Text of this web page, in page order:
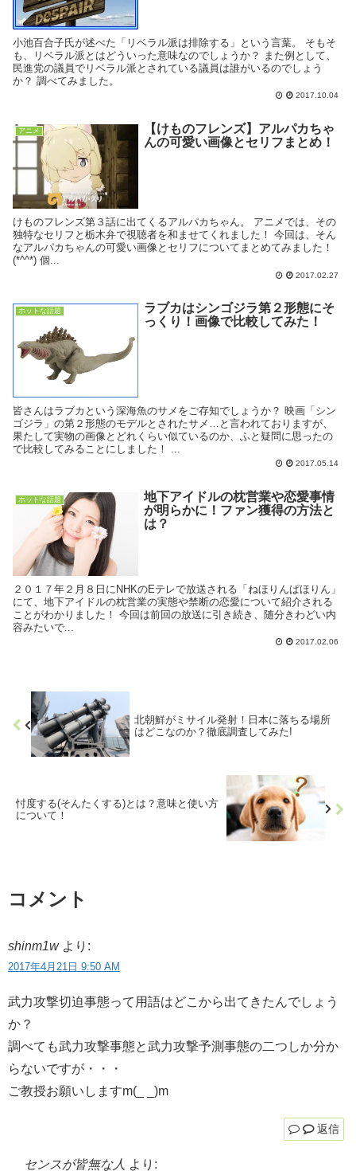
小池百合子氏が述べた「リベラル派は排除する」という言葉。 そもそ
も、リベラル派とはどういった意味なのでしょうか？ また例として、
民進党の議員でリベラル派とされている議員は誰がいるのでしょう
か？ 調べてみました。
2017.10.04
アニメ
【けものフレンズ】アルパカちゃ
んの可愛い画像とセリフまとめ！
けものフレンズ第３話に出てくるアルパカちゃん。 アニメでは、その
独特なセリフと栃木弁で視聴者を和ませてくれました！ 今回は、そん
なアルパカちゃんの可愛い画像とセリフについてまとめてみました！
(*^^*) 個...
2017.02.27
ホットな話題
ラブカはシンゴジラ第２形態にそ
っくり！画像で比較してみた！
皆さんはラブカという深海魚のサメをご存知でしょうか？ 映画「シン
ゴジラ」の第２形態のモデルとされたサメ…と言われておりますが、
果たして実物の画像とどれくらい似ているのか、ふと疑問に思ったの
で比較してみることにしました！ ...
2017.05.14
ホットな話題
地下アイドルの枕営業や恋愛事情
が明らかに！ファン獲得の方法と
は？
２０１７年２月８日にNHKのEテレで放送される「ねほりんぱほりん」
にて、地下アイドルの枕営業の実態や禁断の恋愛について紹介される
ことがわかりました！ 今回は前回の放送に引き続き、随分きわどい内
容みたいで...
2017.02.06
北朝鮮がミサイル発射！日本に落ちる場所
はどこなのか？徹底調査してみた!
忖度する(そんたくする)とは？意味と使い方
について！
コメント
shinm1w より:
2017年4月21日 9:50 AM
武力攻撃切迫事態って用語はどこから出てきたんでしょう
か？
調べても武力攻撃事態と武力攻撃予測事態の二つしか分か
らないですが・・・
ご教授お願いしますm(_ _)m
返信
センスが皆無な人 より: